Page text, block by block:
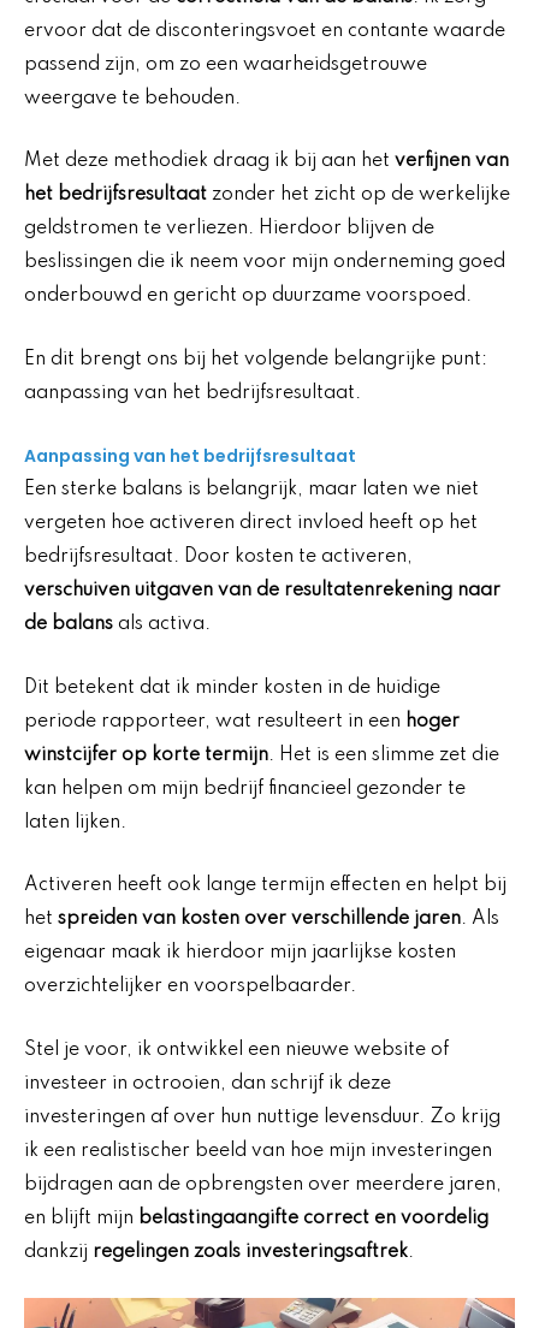
ervoor dat de disconteringsvoet en contante waarde
passend zijn, om zo een waarheidsgetrouwe
weergave te behouden.
Met deze methodiek draag ik bij aan het verfijnen van
het bedrijfsresultaat zonder het zicht op de werkelijke
geldstromen te verliezen. Hierdoor blijven de
beslissingen die ik neem voor mijn onderneming goed
onderbouwd en gericht op duurzame voorspoed.
En dit brengt ons bij het volgende belangrijke punt:
aanpassing van het bedrijfsresultaat.
Aanpassing van het bedrijfsresultaat
Een sterke balans is belangrijk, maar laten we niet
vergeten hoe activeren direct invloed heeft op het
bedrijfsresultaat. Door kosten te activeren,
verschuiven uitgaven van de resultatenrekening naar
de balans als activa.
Dit betekent dat ik minder kosten in de huidige
periode rapporteer, wat resulteert in een hoger
winstcijfer op korte termijn. Het is een slimme zet die
kan helpen om mijn bedrijf financieel gezonder te
laten lijken.
Activeren heeft ook lange termijn effecten en helpt bij
het spreiden van kosten over verschillende jaren. Als
eigenaar maak ik hierdoor mijn jaarlijkse kosten
overzichtelijker en voorspelbaarder.
Stel je voor, ik ontwikkel een nieuwe website of
investeer in octrooien, dan schrijf ik deze
investeringen af over hun nuttige levensduur. Zo krijg
ik een realistischer beeld van hoe mijn investeringen
bijdragen aan de opbrengsten over meerdere jaren,
en blijft mijn belastingaangifte correct en voordelig
dankzij regelingen zoals investeringsaftrek.